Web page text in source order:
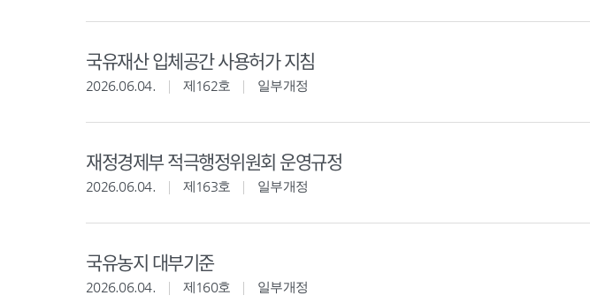
국유재산 입체공간 사용허가 지침
2026.06.04. 제162호 일부개정
재정경제부 적극행정위원회 운영규정
2026.06.04. 제163호 일부개정
국유농지 대부기준
2026.06.04. 제160호 일부개정